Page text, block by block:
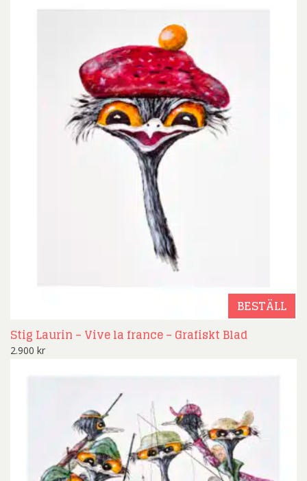
BESTÄLL
Stig Laurin – Vive la france – Grafiskt Blad
2.900 kr